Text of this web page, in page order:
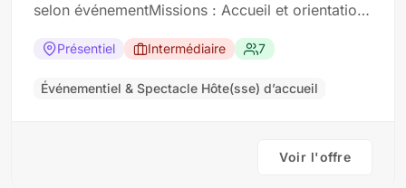
selon événementMissions : Accueil et orientation
d’accueil Distribution de documents ou goodies
Aisance relationnelle, ponctualité Parfois bilingue
Présentiel Intermédiaire 7
Événementiel & Spectacle Hôte(sse) d’accueil
Voir l'offre